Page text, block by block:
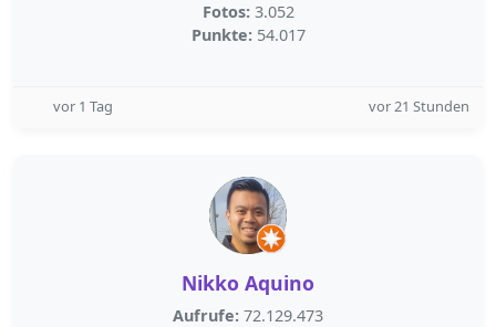
Fotos: 3.052
Punkte: 54.017
vor 1 Tag vor 21 Stunden
Nikko Aquino
Aufrufe: 72.129.473